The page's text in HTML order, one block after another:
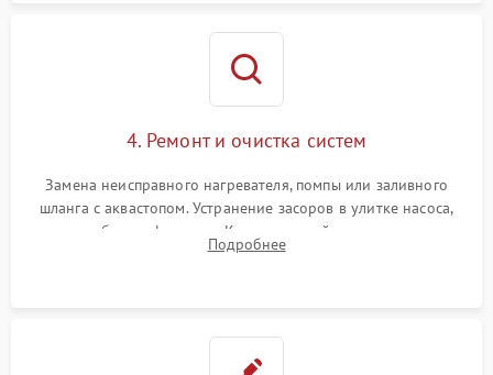
4. Ремонт и очистка систем
Замена неисправного нагревателя, помпы или заливного
шланга с аквастопом. Устранение засоров в улитке насоса,
патрубках и фильтрах. Компонентный ремонт платы
управления, восстановление поврежденной проводки.
Подробнее